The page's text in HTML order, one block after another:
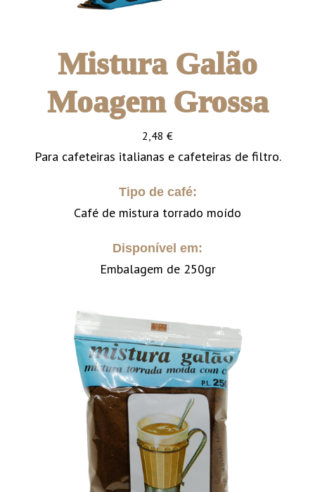
Mistura Galão
Moagem Grossa
2,48 €
Para cafeteiras italianas e cafeteiras de filtro.
Tipo de café:
Café de mistura torrado moído
Disponível em:
Embalagem de 250gr